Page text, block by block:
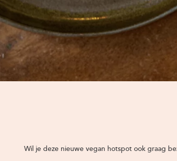
Wil je deze nieuwe vegan hotspot ook graag